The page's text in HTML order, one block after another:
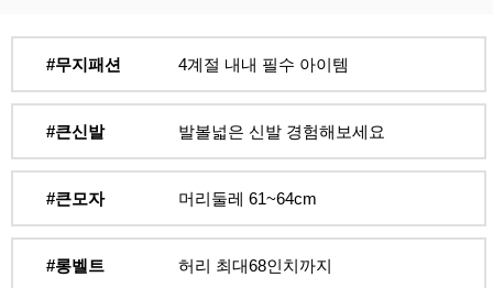
#무지패션 4계절 내내 필수 아이템
#큰신발 발볼넓은 신발 경험해보세요
#큰모자 머리둘레 61~64cm
#롱벨트 허리 최대68인치까지